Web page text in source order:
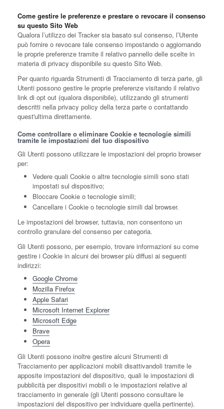
Come gestire le preferenze e prestare o revocare il consenso
su questo Sito Web
Qualora l’utilizzo dei Tracker sia basato sul consenso, l’Utente
può fornire o revocare tale consenso impostando o aggiornando
le proprie preferenze tramite il relativo pannello delle scelte in
materia di privacy disponibile su questo Sito Web.
Per quanto riguarda Strumenti di Tracciamento di terza parte, gli
Utenti possono gestire le proprie preferenze visitando il relativo
link di opt out (qualora disponibile), utilizzando gli strumenti
descritti nella privacy policy della terza parte o contattando
quest'ultima direttamente.
Come controllare o eliminare Cookie e tecnologie simili
tramite le impostazioni del tuo dispositivo
Gli Utenti possono utilizzare le impostazioni del proprio browser
per:
Vedere quali Cookie o altre tecnologie simili sono stati
impostati sul dispositivo;
Bloccare Cookie o tecnologie simili;
Cancellare i Cookie o tecnologie simili dal browser.
Le impostazioni del browser, tuttavia, non consentono un
controllo granulare del consenso per categoria.
Gli Utenti possono, per esempio, trovare informazioni su come
gestire i Cookie in alcuni dei browser più diffusi ai seguenti
indirizzi:
Google Chrome
Mozilla Firefox
Apple Safari
Microsoft Internet Explorer
Microsoft Edge
Brave
Opera
Gli Utenti possono inoltre gestire alcuni Strumenti di
Tracciamento per applicazioni mobili disattivandoli tramite le
apposite impostazioni del dispositivo, quali le impostazioni di
pubblicità per dispositivi mobili o le impostazioni relative al
tracciamento in generale (gli Utenti possono consultare le
impostazioni del dispositivo per individuare quella pertinente).